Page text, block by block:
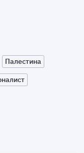
Палестина